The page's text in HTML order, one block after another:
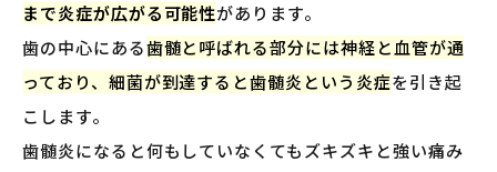
まで炎症が広がる可能性があります。
歯の中心にある歯髄と呼ばれる部分には神経と血管が通
っており、細菌が到達すると歯髄炎という炎症を引き起
こします。
歯髄炎になると何もしていなくてもズキズキと強い痛み